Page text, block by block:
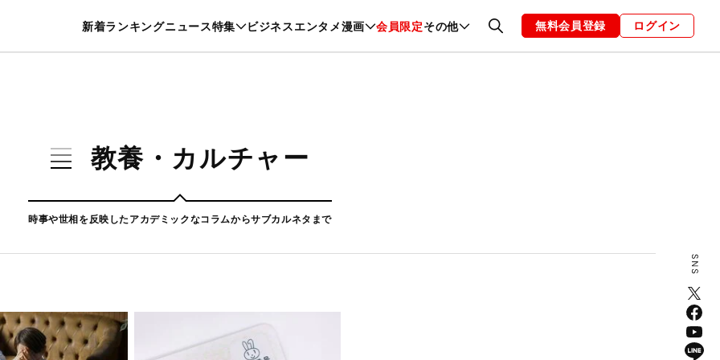
新着ランキングニュース特集 ビジネスエンタメ漫画 会員限定その他
暮らし スポーツ ヘルスケア 美容 グルメ ファッション 恋愛・結婚 編集部 お知らせ
無料会員登録 ログイン
教養・カルチャー
時事や世相を反映したアカデミックなコラムからサブカルネタまで